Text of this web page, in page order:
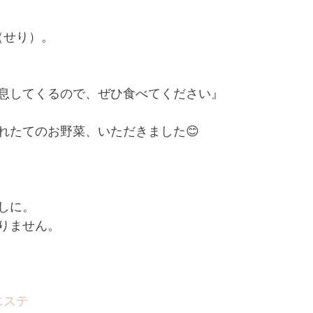
り）。﻿
してくるので、ぜひ食べてください』﻿
たてのお野菜、いただきました😊﻿
に。﻿
ません。﻿
ステ